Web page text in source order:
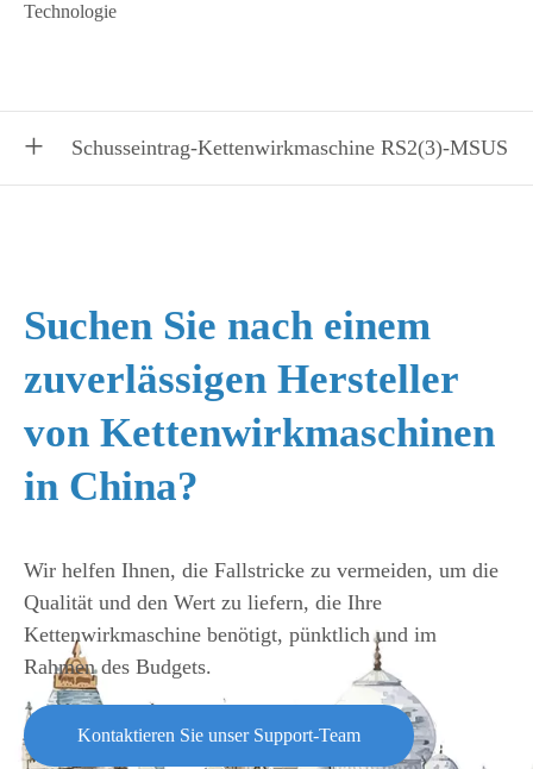
Technologie
Schusseintrag-Kettenwirkmaschine RS2(3)-MSUS
Raschel-Schusseintrag-Kettenwirkmaschine RS2(3)MSUS bezieht
sich auf die Hochgeschwindigkeits-Raschelmaschine mit dem
Suchen Sie nach einem
zuverlässigen Hersteller
von Kettenwirkmaschinen
in China?
Wir helfen Ihnen, die Fallstricke zu vermeiden, um die
Qualität und den Wert zu liefern, die Ihre
Kettenwirkmaschine benötigt, pünktlich und im
Rahmen des Budgets.
Kontaktieren Sie unser Support-Team